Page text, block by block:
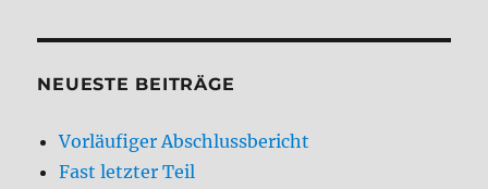
NEUESTE BEITRÄGE
Vorläufiger Abschlussbericht
Fast letzter Teil